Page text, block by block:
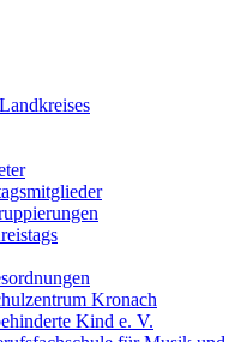
Kronach
Kind e. V.